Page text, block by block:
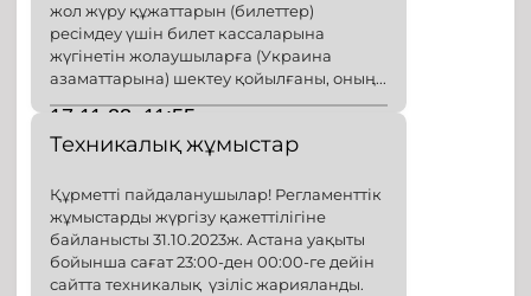
жол жүру құжаттарын (билеттер)
ресімдеу үшін билет кассаларына
жүгінетін жолаушыларға (Украина
азаматтарына) шектеу қойылғаны, оның...
17.11.23, 11:55
Техникалық жұмыстар
Құрметті пайдаланушылар! Регламенттік
жұмыстарды жүргізу қажеттілігіне
байланысты 31.10.2023ж. Астана уақыты
бойынша сағат 23:00-ден 00:00-ге дейін
сайтта техникалық үзіліс жарияланды.